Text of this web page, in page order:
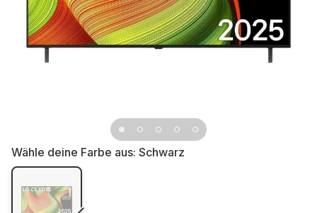
Wähle deine Farbe aus: Schwarz